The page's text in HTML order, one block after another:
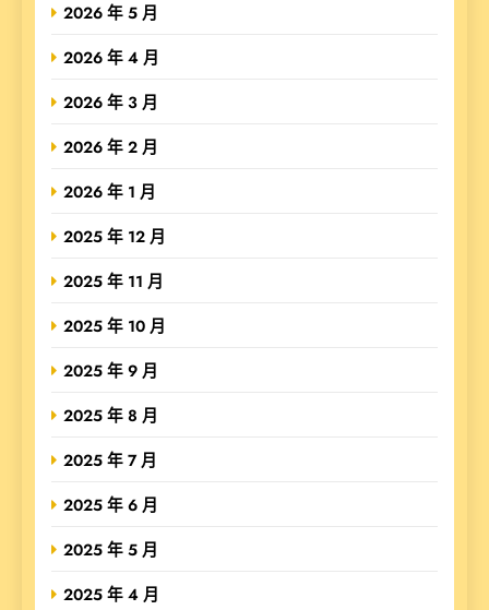
2026 年 5 月
2026 年 4 月
2026 年 3 月
2026 年 2 月
2026 年 1 月
2025 年 12 月
2025 年 11 月
2025 年 10 月
2025 年 9 月
2025 年 8 月
2025 年 7 月
2025 年 6 月
2025 年 5 月
2025 年 4 月